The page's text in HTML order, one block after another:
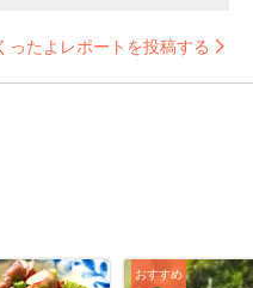
ったよレポートを投稿する
おすすめ